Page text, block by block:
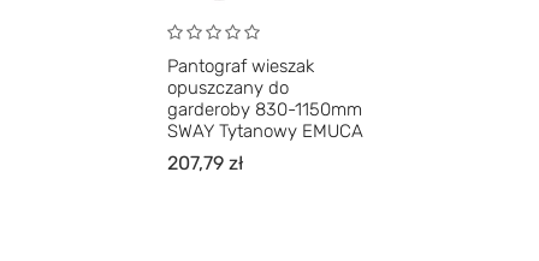
Pantograf wieszak
opuszczany do
garderoby 830-1150mm
SWAY Tytanowy EMUCA
207,79zł